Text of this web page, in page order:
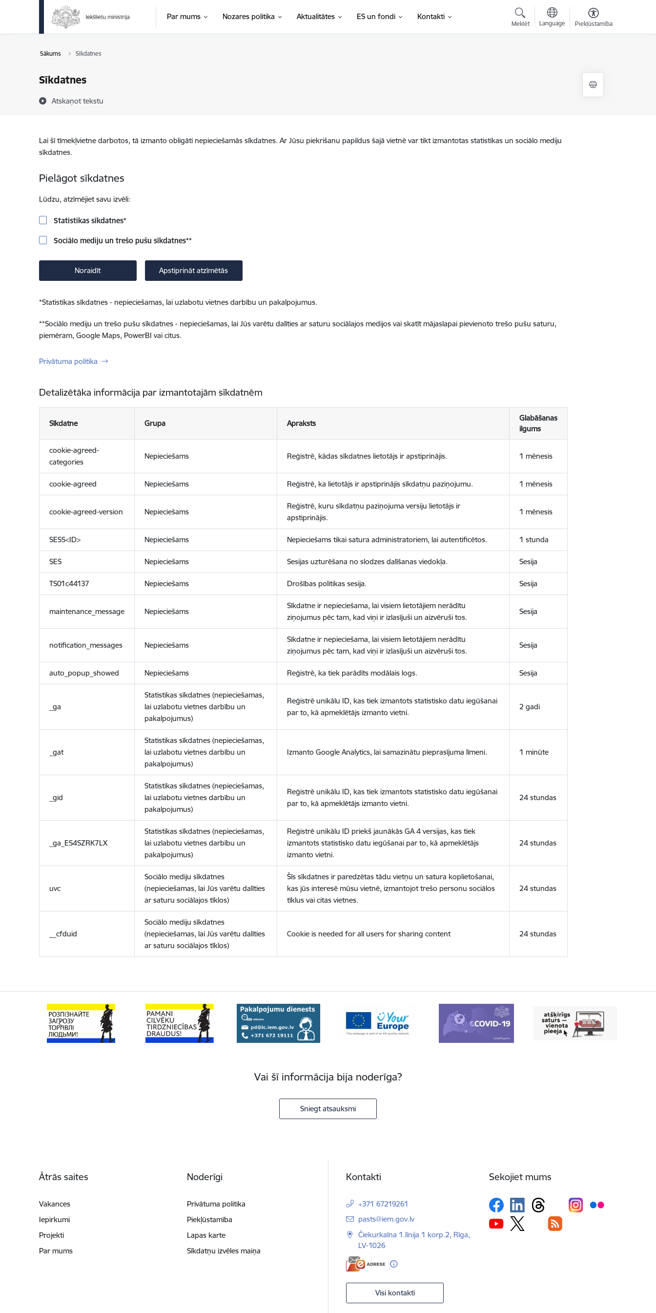
Pāriet uz lapas saturu
Par mums Nozares politika Aktualitātes ES un fondi Kontakti
Meklēt Language Piekļūstamība
Sākums Sīkdatnes
Sīkdatnes
Atskaņot tekstu
Lai šī tīmekļvietne darbotos, tā izmanto obligāti nepieciešamās sīkdatnes. Ar Jūsu piekrišanu papildus šajā vietnē var tikt izmantotas statistikas un sociālo mediju
sīkdatnes.
Pielāgot sīkdatnes
Lūdzu, atzīmējiet savu izvēli:
Statistikas sīkdatnes*
Sociālo mediju un trešo pušu sīkdatnes**
Noraidīt Apstiprināt atzīmētās
*Statistikas sīkdatnes - nepieciešamas, lai uzlabotu vietnes darbību un pakalpojumus.
**Sociālo mediju un trešo pušu sīkdatnes - nepieciešamas, lai Jūs varētu dalīties ar saturu sociālajos medijos vai skatīt mājaslapai pievienoto trešo pušu saturu,
piemēram, Google Maps, PowerBI vai citus.
Privātuma politika
Detalizētāka informācija par izmantotajām sīkdatnēm
Sīkdatne Grupa Apraksts
Glabāšanas
ilgums
cookie-agreed-
categories
Nepieciešams Reģistrē, kādas sīkdatnes lietotājs ir apstiprinājis. 1 mēnesis
cookie-agreed Nepieciešams Reģistrē, ka lietotājs ir apstiprinājis sīkdatņu paziņojumu. 1 mēnesis
cookie-agreed-version Nepieciešams
Reģistrē, kuru sīkdatņu paziņojuma versiju lietotājs ir
apstiprinājis.
1 mēnesis
SESS<ID> Nepieciešams Nepieciešams tikai satura administratoriem, lai autentificētos. 1 stunda
SES Nepieciešams Sesijas uzturēšana no slodzes dalīšanas viedokļa. Sesija
TS01c44137 Nepieciešams Drošības politikas sesija. Sesija
maintenance_message Nepieciešams
Sīkdatne ir nepieciešama, lai visiem lietotājiem nerādītu
ziņojumus pēc tam, kad viņi ir izlasījuši un aizvēruši tos.
Sesija
notification_messages Nepieciešams
Sīkdatne ir nepieciešama, lai visiem lietotājiem nerādītu
ziņojumus pēc tam, kad viņi ir izlasījuši un aizvēruši tos.
Sesija
auto_popup_showed Nepieciešams Reģistrē, ka tiek parādīts modālais logs. Sesija
_ga
Statistikas sīkdatnes (nepieciešamas,
lai uzlabotu vietnes darbību un
pakalpojumus)
Reģistrē unikālu ID, kas tiek izmantots statistisko datu iegūšanai
par to, kā apmeklētājs izmanto vietni.
2 gadi
_gat
Statistikas sīkdatnes (nepieciešamas,
lai uzlabotu vietnes darbību un
pakalpojumus)
Izmanto Google Analytics, lai samazinātu pieprasījuma līmeni. 1 minūte
_gid
Statistikas sīkdatnes (nepieciešamas,
lai uzlabotu vietnes darbību un
pakalpojumus)
Reģistrē unikālu ID, kas tiek izmantots statistisko datu iegūšanai
par to, kā apmeklētājs izmanto vietni.
24 stundas
_ga_ES4SZRK7LX
Statistikas sīkdatnes (nepieciešamas,
lai uzlabotu vietnes darbību un
pakalpojumus)
Reģistrē unikālu ID priekš jaunākās GA 4 versijas, kas tiek
izmantots statistisko datu iegūšanai par to, kā apmeklētājs
izmanto vietni.
24 stundas
uvc
Sociālo mediju sīkdatnes
(nepieciešamas, lai Jūs varētu dalīties
ar saturu sociālajos tīklos)
Šīs sīkdatnes ir paredzētas tādu vietņu un satura koplietošanai,
kas jūs interesē mūsu vietnē, izmantojot trešo personu sociālos
tīklus vai citas vietnes.
24 stundas
__cfduid
Sociālo mediju sīkdatnes
(nepieciešamas, lai Jūs varētu dalīties
ar saturu sociālajos tīklos)
Cookie is needed for all users for sharing content 24 stundas
Vai šī informācija bija noderīga?
Sniegt atsauksmi
Ātrās saites
Vakances
Iepirkumi
Projekti
Par mums
Noderīgi
Privātuma politika
Piekļūstamība
Lapas karte
Sīkdatņu izvēles maiņa
Kontakti
+371 67219261
E-pasts:
pasts@iem.gov.lv
Čiekurkalna 1.līnija 1 korp.2, Rīga,
LV-1026
Visi kontakti
Sekojiet mums